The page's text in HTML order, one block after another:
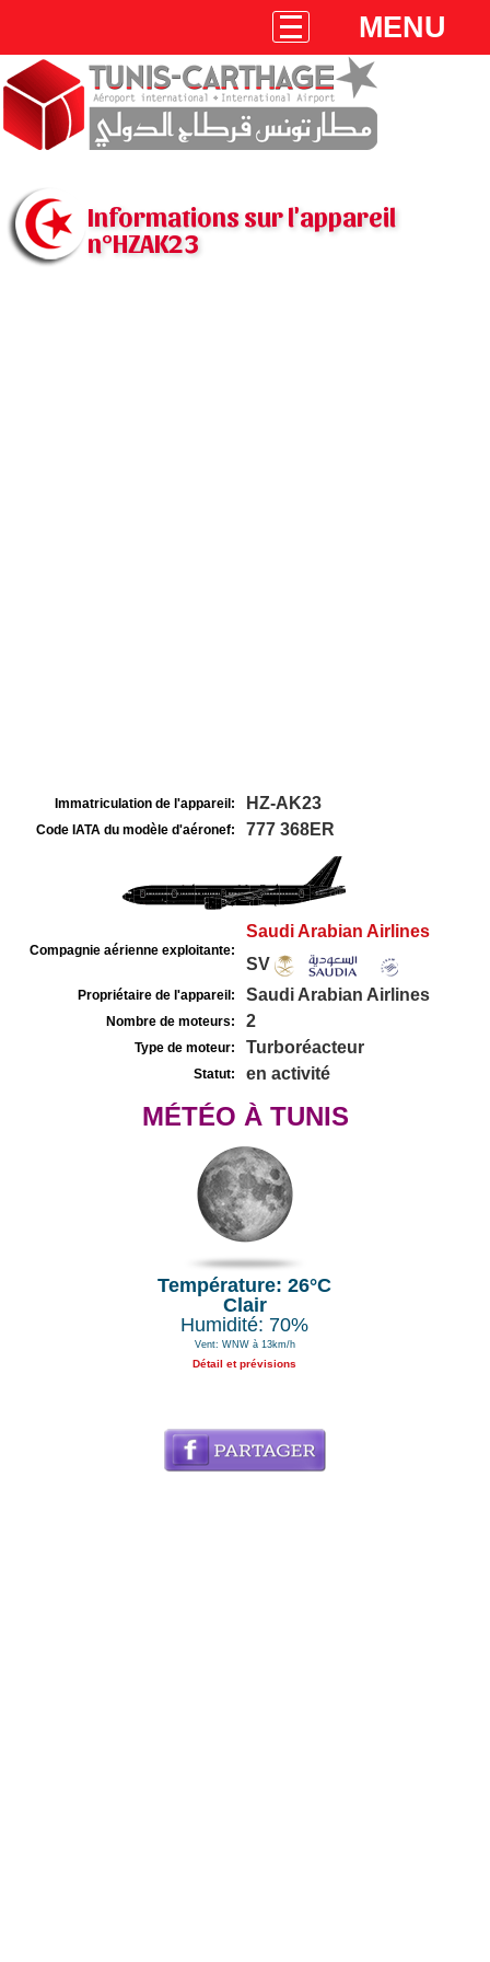
MENU
Informations sur l'appareil
n°HZAK23
Immatriculation de l'appareil: HZ-AK23
Code IATA du modèle d'aéronef: 777 368ER
Compagnie aérienne exploitante:
Saudi Arabian Airlines
SV
Propriétaire de l'appareil: Saudi Arabian Airlines
Nombre de moteurs: 2
Type de moteur: Turboréacteur
Statut: en activité
MÉTÉO À TUNIS
Température: 26°C
Clair
Humidité: 70%
Vent: WNW à 13km/h
Détail et prévisions